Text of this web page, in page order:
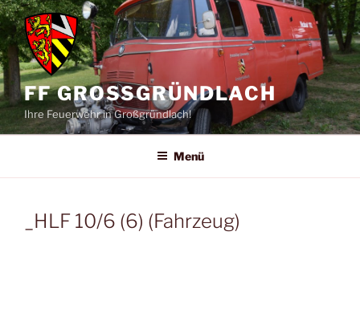
Zum
Inhalt
springen
FF GROSSGRÜNDLACH
Ihre Feuerwehr in Großgründlach!
Menü
_HLF 10/6 (6) (Fahrzeug)